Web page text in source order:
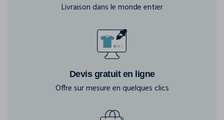
Livraison dans le monde entier
Devis gratuit en ligne
Offre sur mesure en quelques clics